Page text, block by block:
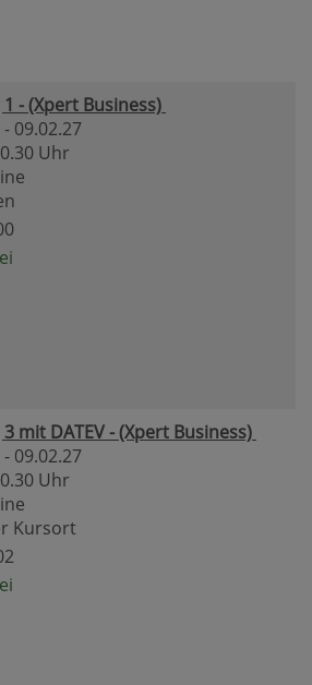
- (Xpert Business)
09.02.27
Uhr
mit DATEV - (Xpert Business)
09.02.27
Uhr
Kursort